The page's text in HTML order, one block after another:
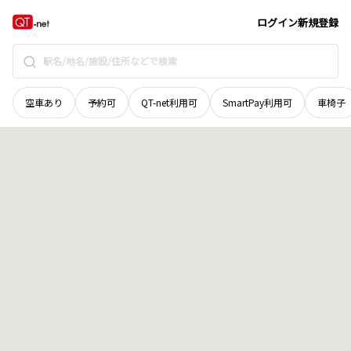
ログイン新規登録
空車あり 予約可 QT-net利用可 SmartPay利用可 車椅子
宮城県